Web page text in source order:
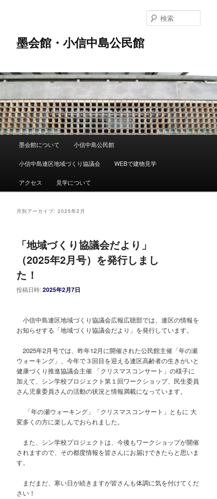
ツ
移
動
へ
動
墨会館・小信中島公民館
索
ュ
墨会館について 小信中島公民館
小信中島連区地域づくり協議会 WEBで建物見学
アクセス 見学について
月別アーカイブ:2025年2月
「地域づくり協議会だより」
（2025年2月号）を発行しまし
た！
投稿日時:2025年2月7日
小信中島連区地域づくり協議会広報広聴部では、連区の情報を
お知らせする「地域づくり協議会だより」を発行しています。
2025年2月号では、昨年12月に開催された公民館主催「年の瀬
ウォーキング」、今年で３回目を迎える連区高齢者の生きがいと
健康づくり推進協議会主催 「クリスマスコンサート」の様子に
加えて、シン学校プロジェクト第１回ワークショップ、民生委員
さん児童委員さんの活動の状況と情報満載になっています。
「年の瀬ウォーキング」「クリスマスコンサート」ともに 大
変多くの方に楽しんでおられました。
また、シン学校プロジェクトは、今後もワークショップが開催
されますので、その都度情報を皆さんにお届けできたらと思いま
す。
まだまだ、寒い日が続きますが皆さんも体調に気を付けてくだ
さい！